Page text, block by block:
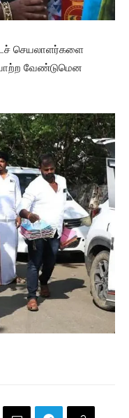
செயலாளர்களை
வேண்டுமென